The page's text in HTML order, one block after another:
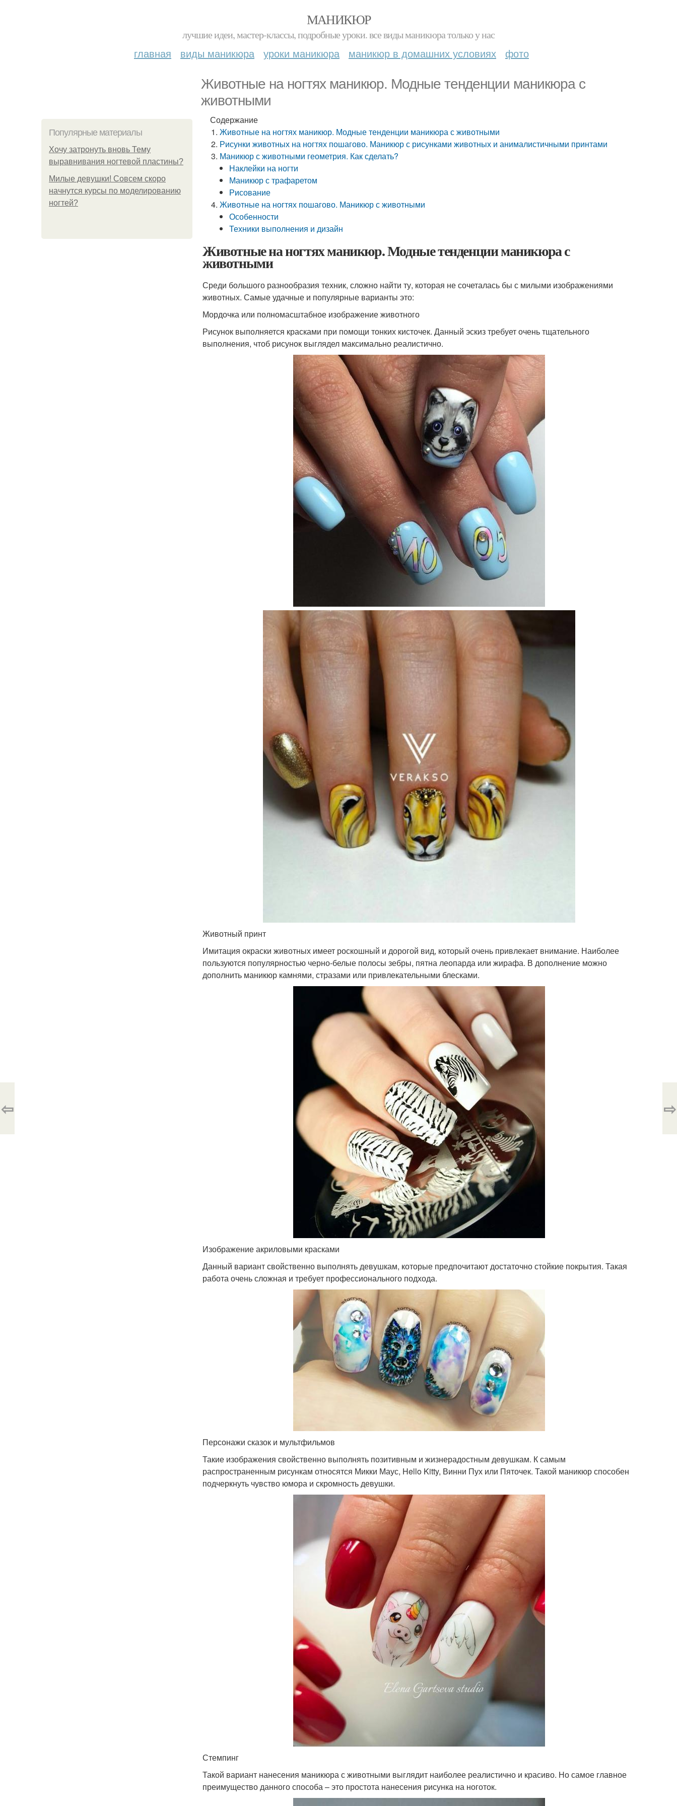
МАНИКЮР
лучшие идеи, мастер-классы, подробные уроки. все виды маникюра только у нас
главная виды маникюра уроки маникюра маникюр в домашних условиях фото
Животные на ногтях маникюр. Модные тенденции маникюра с
животными
Популярные материалы
Хочу затронуть вновь Тему
выравнивания ногтевой пластины?
Милые девушки! Совсем скоро
начнутся курсы по моделированию
ногтей?
Содержание
Животные на ногтях маникюр. Модные тенденции маникюра с животными
Рисунки животных на ногтях пошагово. Маникюр с рисунками животных и анималистичными принтами
Маникюр с животными геометрия. Как сделать?
Наклейки на ногти
Маникюр с трафаретом
Рисование
Животные на ногтях пошагово. Маникюр с животными
Особенности
Техники выполнения и дизайн
Животные на ногтях маникюр. Модные тенденции маникюра с
животными
Среди большого разнообразия техник, сложно найти ту, которая не сочеталась бы с милыми изображениями
животных. Самые удачные и популярные варианты это:
Мордочка или полномасштабное изображение животного
Рисунок выполняется красками при помощи тонких кисточек. Данный эскиз требует очень тщательного
выполнения, чтоб рисунок выглядел максимально реалистично.
Животный принт
Имитация окраски животных имеет роскошный и дорогой вид, который очень привлекает внимание. Наиболее
пользуются популярностью черно-белые полосы зебры, пятна леопарда или жирафа. В дополнение можно
дополнить маникюр камнями, стразами или привлекательными блесками.
Изображение акриловыми красками
Данный вариант свойственно выполнять девушкам, которые предпочитают достаточно стойкие покрытия. Такая
работа очень сложная и требует профессионального подхода.
Персонажи сказок и мультфильмов
Такие изображения свойственно выполнять позитивным и жизнерадостным девушкам. К самым
распространенным рисункам относятся Микки Маус, Hello Kitty, Винни Пух или Пяточек. Такой маникюр способен
подчеркнуть чувство юмора и скромность девушки.
Стемпинг
Такой вариант нанесения маникюра с животными выглядит наиболее реалистично и красиво. Но самое главное
преимущество данного способа – это простота нанесения рисунка на ноготок.
⇦ ⇨